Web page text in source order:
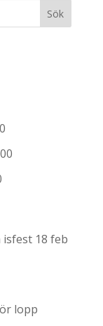
18 feb
lopp